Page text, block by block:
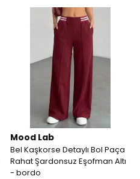
Mood Lab
Bel Kaşkorse Detaylı Bol Paça
Rahat Şardonsuz Eşofman Altı
- bordo